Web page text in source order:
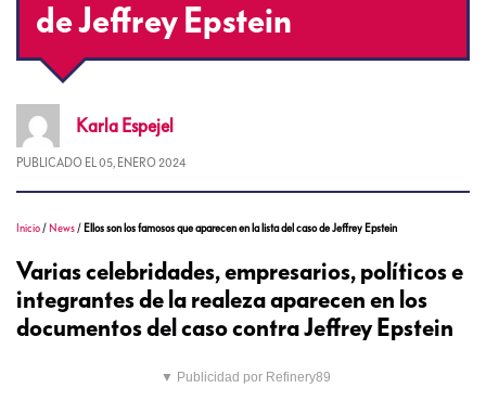
de Jeffrey Epstein
Karla Espejel
PUBLICADO EL 05, ENERO 2024
Inicio / News / Ellos son los famosos que aparecen en la lista del caso de Jeffrey Epstein
Varias celebridades, empresarios, políticos e
integrantes de la realeza aparecen en los
documentos del caso contra Jeffrey Epstein
▼ Publicidad por Refinery89